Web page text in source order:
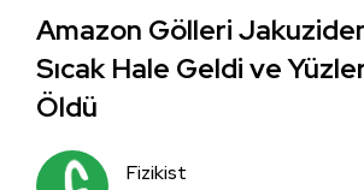
Amazon Gölleri
Sıcak Hale Geldi ve
Öldü
Fizikist